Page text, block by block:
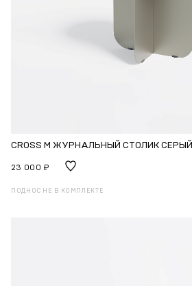
CROSS M ЖУРНАЛЬНЫЙ СТОЛИК СЕРЫЙ
23 000 ₽
ПОДНОС НЕ В КОМПЛЕКТЕ